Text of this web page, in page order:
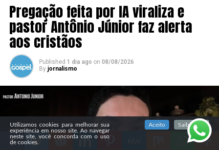
SIGA NOSSAS REDES SOCIAIS
Pregação feita por IA viraliza e
pastor Antônio Júnior faz alerta
aos cristãos
Published 1 dia ago on 08/08/2026
By jornalismo
Utilizamos cookies para melhorar sua
experiência em nosso site. Ao navegar
neste site, você concorda com o uso
de cookies.
Aceito Saiba mais